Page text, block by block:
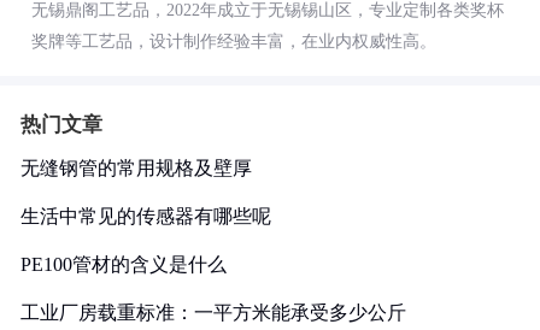
无锡鼎阁工艺品，2022年成立于无锡锡山区，专业定制各类奖杯
奖牌等工艺品，设计制作经验丰富，在业内权威性高。
热门文章
无缝钢管的常用规格及壁厚
生活中常见的传感器有哪些呢
PE100管材的含义是什么
工业厂房载重标准：一平方米能承受多少公斤